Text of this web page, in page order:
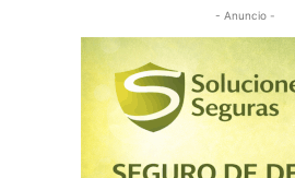
- Anuncio -